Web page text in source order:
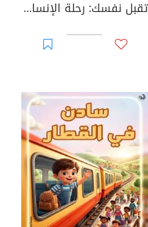
تقبل نفسك: رحلة الإنسان نحو فهم ذاته وبناء حياة أفضل